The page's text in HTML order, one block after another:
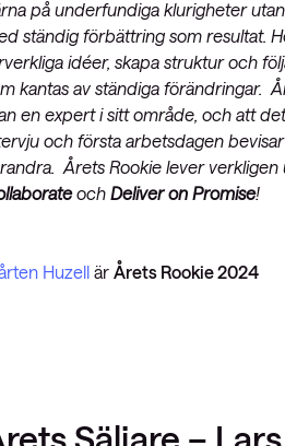
på underfundiga klurigheter
ständig förbättring som resultat.
idéer, skapa struktur och
kantas av ständiga förändringar.
en expert i sitt område, och att
och första arbetsdagen
Årets Rookie lever verkligen
och Deliver on Promise!
Huzellär Årets Rookie 2024
Säljare –